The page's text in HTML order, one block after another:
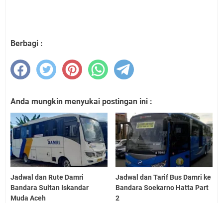
Berbagi :
Anda mungkin menyukai postingan ini :
Jadwal dan Rute Damri
Bandara Sultan Iskandar
Muda Aceh
Jadwal dan Tarif Bus Damri ke
Bandara Soekarno Hatta Part
2